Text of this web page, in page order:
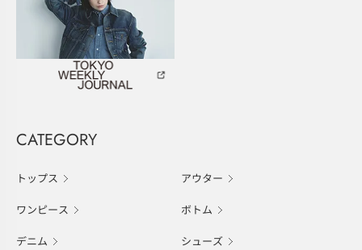
CATEGORY
トップス アウター
ワンピース ボトム
デニム シューズ